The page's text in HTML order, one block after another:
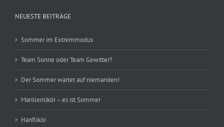
NEUESTE BEITRÄGE
Sommer im Extremmodus
Team Sonne oder Team Gewitter?
Der Sommer wartet auf niemanden!
Marillenlikör – es ist Sommer
Hanflikör